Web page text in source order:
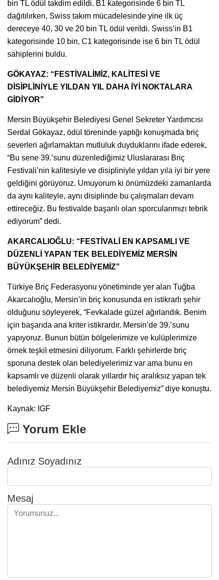
bin TL ödül takdim edildi. B1 kategorisinde 6 bin TL
dağıtılırken, Swiss takım mücadelesinde yine ilk üç
dereceye 40, 30 ve 20 bin TL ödül verildi. Swiss’in B1
kategorisinde 10 bin, C1 kategorisinde ise 6 bin TL ödül
sahiplerini buldu.
GÖKAYAZ: “FESTİVALİMİZ, KALİTESİ VE
DİSİPLİNİYLE YILDAN YIL DAHA İYİ NOKTALARA
GİDİYOR”
Mersin Büyükşehir Belediyesi Genel Sekreter Yardımcısı
Serdal Gökayaz, ödül töreninde yaptığı konuşmada briç
severleri ağırlamaktan mutluluk duyduklarını ifade ederek,
“Bu sene 39.’sunu düzenlediğimiz Uluslararası Briç
Festivali’nin kalitesiyle ve disipliniyle yıldan yıla iyi bir yere
geldiğini görüyoruz. Umuyorum ki önümüzdeki zamanlarda
da aynı kaliteyle, aynı disiplinde bu çalışmaları devam
ettireceğiz. Bu festivalde başarılı olan sporcularımızı tebrik
ediyorum” dedi.
AKARCALIOĞLU: “FESTİVALİ EN KAPSAMLI VE
DÜZENLİ YAPAN TEK BELEDİYEMİZ MERSİN
BÜYÜKŞEHİR BELEDİYEMİZ”
Türkiye Briç Federasyonu yönetiminde yer alan Tuğba
Akarcalıoğlu, Mersin’in briç konusunda en istikrarlı şehir
olduğunu söyleyerek, “Fevkalade güzel ağırlandık. Benim
için başarıda ana kriter istikrardır. Mersin’de 39.’sunu
yapıyoruz. Bunun bütün bölgelerimize ve kulüplerimize
örnek teşkil etmesini diliyorum. Farklı şehirlerde briç
sporuna destek olan belediyelerimiz var ama bunu en
kapsamlı ve düzenli olarak yıllardır hiç aralıksız yapan tek
belediyemiz Mersin Büyükşehir Belediyemiz” diye konuştu.
Kaynak: IGF
Yorum Ekle
Adınız Soyadınız
Mesaj